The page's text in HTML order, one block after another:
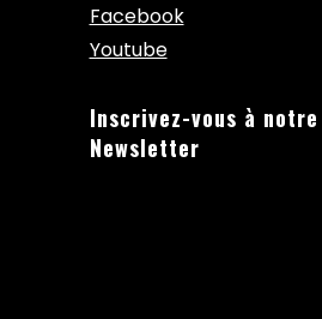
Facebook
Youtube
Inscrivez-vous à notre
Newsletter